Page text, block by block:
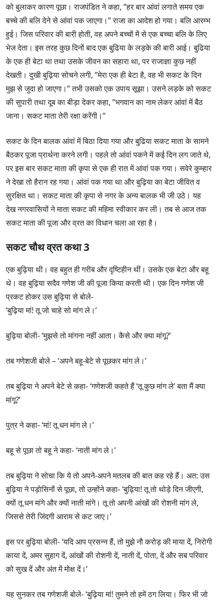
को बुलाकर कारण पूछा। राजपंडित ने कहा, ”हर बार आंवां लगाते समय एक
बच्चे की बलि देने से आंवां पक जाएगा।” राजा का आदेश हो गया। बलि आरम्भ
हुई। जिस परिवार की बारी होती, वह अपने बच्चों में से एक बच्चा बलि के लिए
भेज देता। इस तरह कुछ दिनों बाद एक बुढि़या के लड़के की बारी आई। बुढि़या
के एक ही बेटा था तथा उसके जीवन का सहारा था, पर राजाज्ञा कुछ नहीं
देखती। दुखी बुढ़िया सोचने लगी, ”मेरा एक ही बेटा है, वह भी सकट के दिन
मुझ से जुदा हो जाएगा।” तभी उसको एक उपाय सूझा। उसने लड़के को सकट
की सुपारी तथा दूब का बीड़ा देकर कहा, ”भगवान का नाम लेकर आंवां में बैठ
जाना। सकट माता तेरी रक्षा करेंगी।”
सकट के दिन बालक आंवां में बिठा दिया गया और बुढि़या सकट माता के सामने
बैठकर पूजा प्रार्थना करने लगी। पहले तो आंवां पकने में कई दिन लग जाते थे,
पर इस बार सकट माता की कृपा से एक ही रात में आंवां पक गया। सवेरे कुम्हार
ने देखा तो हैरान रह गया। आंवां पक गया था और बुढ़िया का बेटा जीवित व
सुरक्षित था। सकट माता की कृपा से नगर के अन्य बालक भी जी उठे। यह
देख नगरवासियों ने माता सकट की महिमा स्वीकार कर ली। तब से आज तक
सकट माता की पूजा और व्रत का विधान चला आ रहा है।
सकट चौथ व्रत कथा 3
एक बुढ़िया थी। वह बहुत ही गरीब और दृष्टिहीन थीं। उसके एक बेटा और बहू
थे। वह बुढ़िया सदैव गणेश जी की पूजा किया करती थी। एक दिन गणेश जी
प्रकट होकर उस बुढ़िया से बोले-
‘बुढ़िया मां! तू जो चाहे सो मांग ले।’
बुढ़िया बोली- ‘मुझसे तो मांगना नहीं आता। कैसे और क्या मांगू?’
तब गणेशजी बोले – ‘अपने बहू-बेटे से पूछकर मांग ले।’
तब बुढ़िया ने अपने बेटे से कहा- ‘गणेशजी कहते हैं ‘तू कुछ मांग ले’ बता मैं क्या
मांगू?’
पुत्र ने कहा- ‘मां! तू धन मांग ले।’
बहू से पूछा तो बहू ने कहा- ‘नाती मांग ले।’
तब बुढ़िया ने सोचा कि ये तो अपने-अपने मतलब की बात कह रहे हैं। अत: उस
बुढ़िया ने पड़ोसिनों से पूछा, तो उन्होंने कहा- ‘बुढ़िया! तू तो थोड़े दिन जीएगी,
क्यों तू धन मांगे और क्यों नाती मांगे। तू तो अपनी आंखों की रोशनी मांग ले,
जिससे तेरी जिंदगी आराम से कट जाए।’
इस पर बुढ़िया बोली- ‘यदि आप प्रसन्न हैं, तो मुझे नौ करोड़ की माया दें, निरोगी
काया दें, अमर सुहाग दें, आंखों की रोशनी दें, नाती दें, पोता, दें और सब परिवार
को सुख दें और अंत में मोक्ष दें।’
यह सुनकर तब गणेशजी बोले- ‘बुढ़िया मां! तुमने तो हमें ठग लिया। फिर भी जो